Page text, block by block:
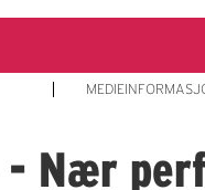
- Nær